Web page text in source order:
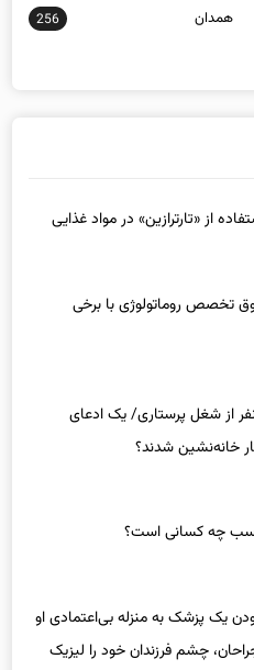
همدان 256
از «تارترازین» در مواد غذایی
تخصص روماتولوژی با برخی
۵ هزار نفر از شغل پرستاری/ یک ادعای
چه کسانی است؟
یک پزشک به منزله بی‌اعتمادی او
چشم فرزندان خود را لیزیک